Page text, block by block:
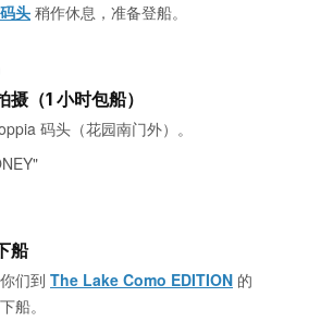
头 稍作休息，准备登船。
摄（1 小时包船）
码头（花园南门外）。
船
们到 The Lake Como EDITION 的
船。